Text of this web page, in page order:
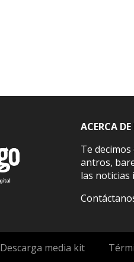
ACERCA
Te
antros,
las noticias
Descarga media kit